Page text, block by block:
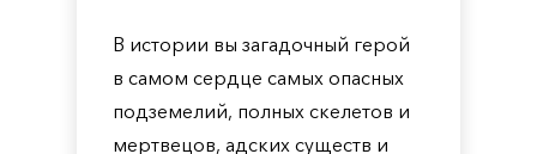
В истории вы загадочный герой
в самом сердце самых опасных
подземелий, полных скелетов и
мертвецов, адских существ и